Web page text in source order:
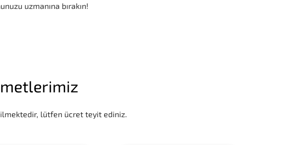
uzmanına bırakın!
lütfen ücret teyit ediniz.